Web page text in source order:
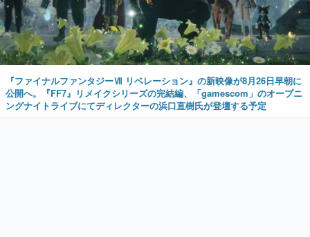
『ファイナルファンタジーⅦ リベレーション』の新映像が8月26日早朝に
公開へ。『FF7』リメイクシリーズの完結編、「gamescom」のオープニ
ングナイトライブにてディレクターの浜口直樹氏が登壇する予定